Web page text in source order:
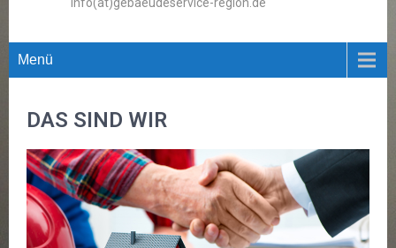
Menü
DAS SIND WIR